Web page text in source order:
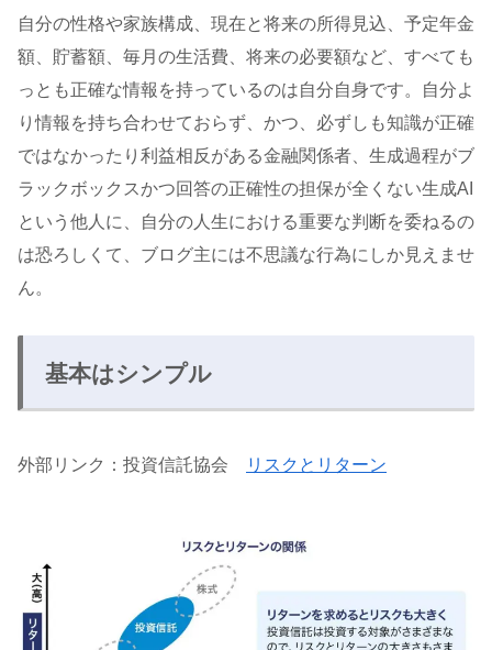
自分の性格や家族構成、現在と将来の所得見込、予定年金
額、貯蓄額、毎月の生活費、将来の必要額など、すべても
っとも正確な情報を持っているのは自分自身です。自分よ
り情報を持ち合わせておらず、かつ、必ずしも知識が正確
ではなかったり利益相反がある金融関係者、生成過程がブ
ラックボックスかつ回答の正確性の担保が全くない生成AI
という他人に、自分の人生における重要な判断を委ねるの
は恐ろしくて、ブログ主には不思議な行為にしか見えませ
ん。
基本はシンプル
外部リンク：投資信託協会 リスクとリターン